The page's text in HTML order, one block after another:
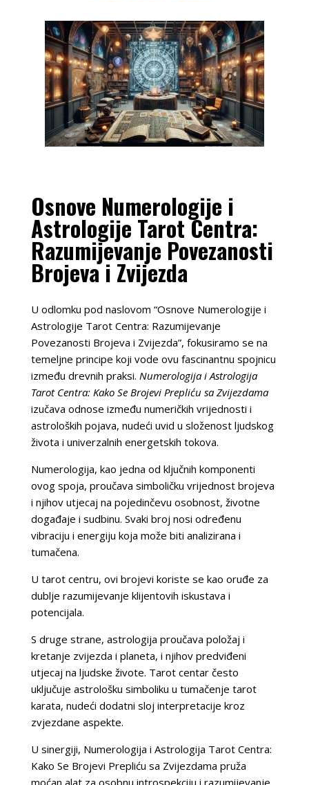
Osnove Numerologije i
Astrologije Tarot Centra:
Razumijevanje Povezanosti
Brojeva i Zvijezda
U odlomku pod naslovom “Osnove Numerologije i
Astrologije Tarot Centra: Razumijevanje
Povezanosti Brojeva i Zvijezda”, fokusiramo se na
temeljne principe koji vode ovu fascinantnu spojnicu
između drevnih praksi. Numerologija i Astrologija
Tarot Centra: Kako Se Brojevi Prepliću sa Zvijezdama
izučava odnose između numeričkih vrijednosti i
astroloških pojava, nudeći uvid u složenost ljudskog
života i univerzalnih energetskih tokova.
Numerologija, kao jedna od ključnih komponenti
ovog spoja, proučava simboličku vrijednost brojeva
i njihov utjecaj na pojedinčevu osobnost, životne
događaje i sudbinu. Svaki broj nosi određenu
vibraciju i energiju koja može biti analizirana i
tumačena.
U tarot centru, ovi brojevi koriste se kao oruđe za
dublje razumijevanje klijentovih iskustava i
potencijala.
S druge strane, astrologija proučava položaj i
kretanje zvijezda i planeta, i njihov predviđeni
utjecaj na ljudske živote. Tarot centar često
uključuje astrološku simboliku u tumačenje tarot
karata, nudeći dodatni sloj interpretacije kroz
zvjezdane aspekte.
U sinergiji, Numerologija i Astrologija Tarot Centra:
Kako Se Brojevi Prepliću sa Zvijezdama pruža
moćan alat za osobnu introspekciju i razumijevanje